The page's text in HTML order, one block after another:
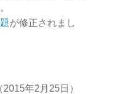
が修正されまし
2015年2月25日）